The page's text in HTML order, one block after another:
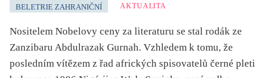
BELETRIE ZAHRANIČNÍ AKTUALITA
Nositelem Nobelovy ceny za literaturu se stal rodák ze
Zanzibaru Abdulrazak Gurnah. Vzhledem k tomu, že
posledním vítězem z řad afrických spisovatelů černé pleti